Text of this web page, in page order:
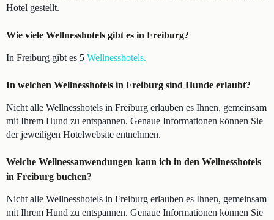
Hotel gestellt.
Wie viele Wellnesshotels gibt es in Freiburg?
In Freiburg gibt es 5 Wellnesshotels.
In welchen Wellnesshotels in Freiburg sind Hunde erlaubt?
Nicht alle Wellnesshotels in Freiburg erlauben es Ihnen, gemeinsam
mit Ihrem Hund zu entspannen. Genaue Informationen können Sie
der jeweiligen Hotelwebsite entnehmen.
Welche Wellnessanwendungen kann ich in den Wellnesshotels
in Freiburg buchen?
Nicht alle Wellnesshotels in Freiburg erlauben es Ihnen, gemeinsam
mit Ihrem Hund zu entspannen. Genaue Informationen können Sie